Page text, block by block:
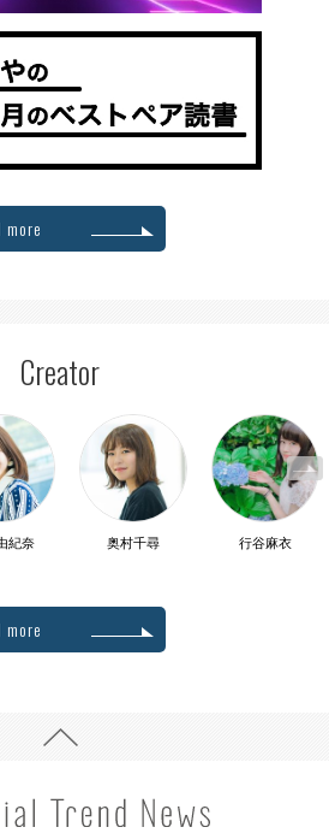
more
Creator
紀奈 奥村千尋 行谷麻衣
more